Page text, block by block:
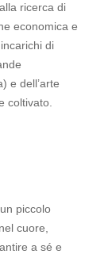
ricerca di
economica e
di
e dell’arte
coltivato.
piccolo
cuore,
a sé e